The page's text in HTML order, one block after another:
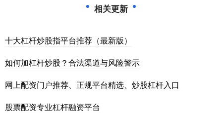
相关更新
十大杠杆炒股指平台推荐（最新版）
如何加杠杆炒股？合法渠道与风险警示
网上配资门户推荐、正规平台精选、炒股杠杆入口
股票配资专业杠杆融资平台